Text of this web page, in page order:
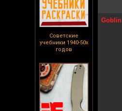
Советские
учебники 1940-50х
годов
Goblin